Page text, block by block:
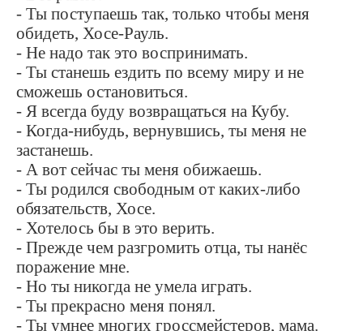
- Ты поступаешь так, только чтобы меня
обидеть, Хосе-Рауль.
- Не надо так это воспринимать.
- Ты станешь ездить по всему миру и не
сможешь остановиться.
- Я всегда буду возвращаться на Кубу.
- Когда-нибудь, вернувшись, ты меня не
застанешь.
- А вот сейчас ты меня обижаешь.
- Ты родился свободным от каких-либо
обязательств, Хосе.
- Хотелось бы в это верить.
- Прежде чем разгромить отца, ты нанёс
поражение мне.
- Но ты никогда не умела играть.
- Ты прекрасно меня понял.
- Ты умнее многих гроссмейстеров, мама.